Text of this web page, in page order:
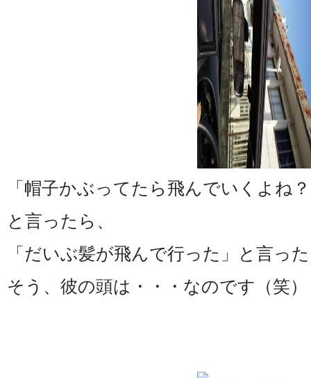
「帽子かぶってたら飛んでいくよね
と言ったら、
「だいぶ髪が飛んで行った」と言っ
そう、彼の頭は・・・なのです（笑）